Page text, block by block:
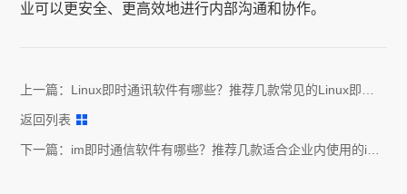
业可以更安全、更高效地进行内部沟通和协作。
上一篇： Linux即时通讯软件有哪些？推荐几款常见的Linux即时
返回列表
下一篇： im即时通信软件有哪些？推荐几款适合企业内使用的im